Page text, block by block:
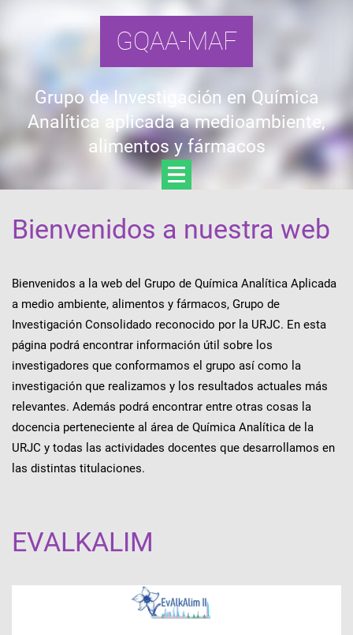
GQAA-MAF
Grupo de Investigación en Química
Analítica aplicada a medioambiente,
alimentos y fármacos
Bienvenidos a nuestra web
Bienvenidos a la web del Grupo de Química Analítica Aplicada
a medio ambiente, alimentos y fármacos, Grupo de
Investigación Consolidado reconocido por la URJC. En esta
página podrá encontrar información útil sobre los
investigadores que conformamos el grupo así como la
investigación que realizamos y los resultados actuales más
relevantes. Además podrá encontrar entre otras cosas la
docencia perteneciente al área de Química Analítica de la
URJC y todas las actividades docentes que desarrollamos en
las distintas titulaciones.
EVALKALIM